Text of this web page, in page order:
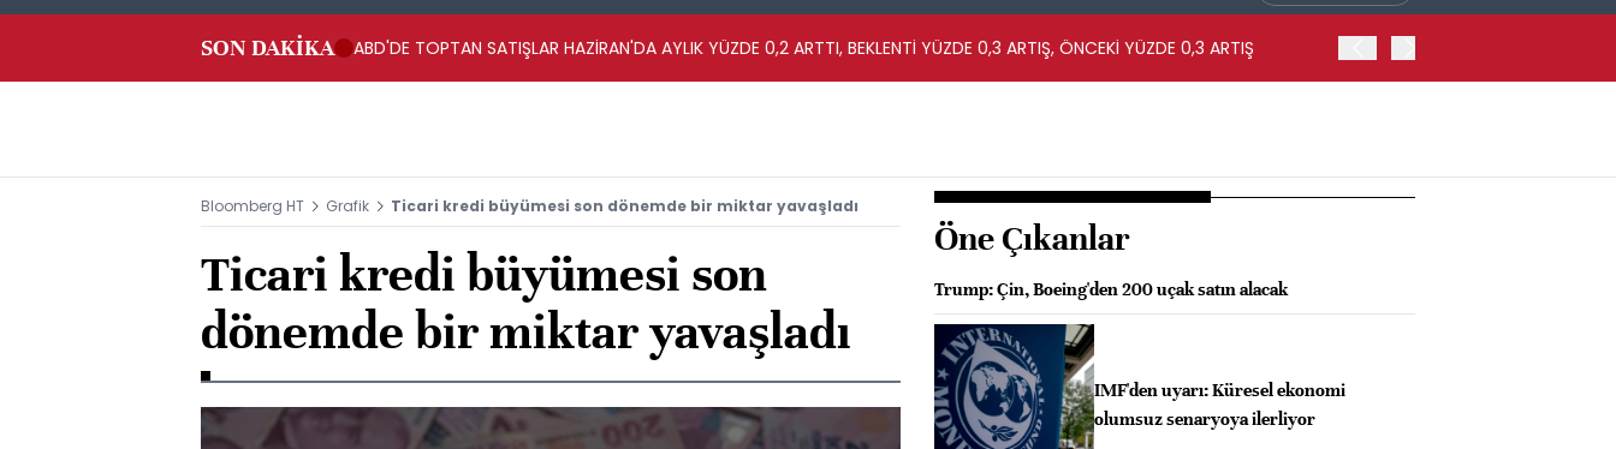
SON DAKİKA ABD'DE TOPTAN SATIŞLAR HAZİRAN'DA AYLIK YÜZDE 0,2 ARTTI, BEKLENTİ YÜZDE 0,3 ARTIŞ, ÖNCEKİ YÜZDE 0,3 ARTIŞ
Bloomberg HT Grafik Ticari kredi büyümesi son dönemde bir miktar yavaşladı
Ticari kredi büyümesi son
dönemde bir miktar yavaşladı
Öne Çıkanlar
Trump: Çin, Boeing'den 200 uçak satın alacak
IMF'den uyarı: Küresel ekonomi
olumsuz senaryoya ilerliyor